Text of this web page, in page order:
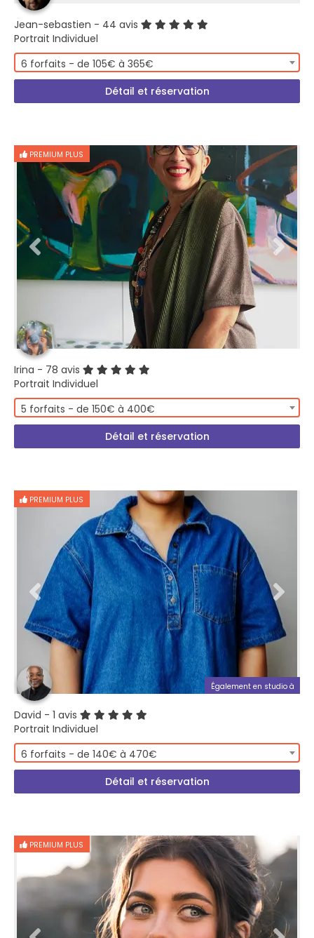
Jean-sebastien - 44 avis
Portrait Individuel
6 forfaits - de 105€ à 365€
Détail et réservation
PREMIUM PLUS
Irina - 78 avis
Portrait Individuel
5 forfaits - de 150€ à 400€
Détail et réservation
PREMIUM PLUS
Également en studio à
David - 1 avis
Portrait Individuel
6 forfaits - de 140€ à 470€
Détail et réservation
PREMIUM PLUS